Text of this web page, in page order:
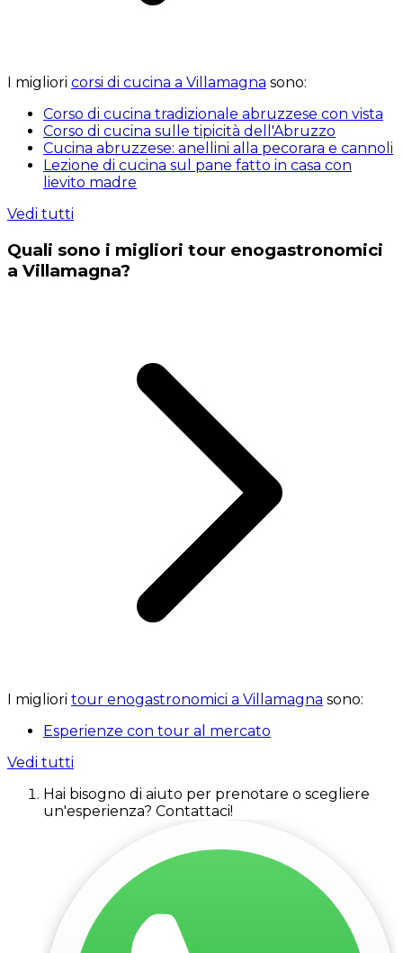
I migliori corsi di cucina a Villamagna sono:
Corso di cucina tradizionale abruzzese con vista
Corso di cucina sulle tipicità dell'Abruzzo
Cucina abruzzese: anellini alla pecorara e cannoli
Lezione di cucina sul pane fatto in casa con
lievito madre
Vedi tutti
Quali sono i migliori tour enogastronomici
a Villamagna?
I migliori tour enogastronomici a Villamagna sono:
Esperienze con tour al mercato
Vedi tutti
Hai bisogno di aiuto per prenotare o scegliere
un'esperienza? Contattaci!